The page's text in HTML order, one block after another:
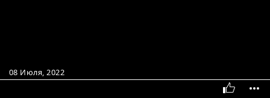
08 Июля, 2022